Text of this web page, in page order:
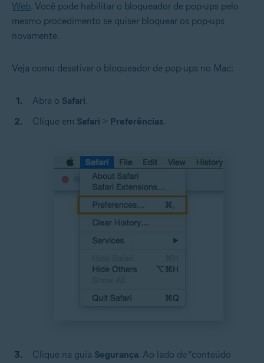
Web. Você pode habilitar o bloqueador de pop-ups pelo
mesmo procedimento se quiser bloquear os pop-ups
novamente.
Veja como desativar o bloqueador de pop-ups no Mac:
Abra o Safari.
Clique em Safari > Preferências.
Clique na guia Segurança. Ao lado de “conteúdo